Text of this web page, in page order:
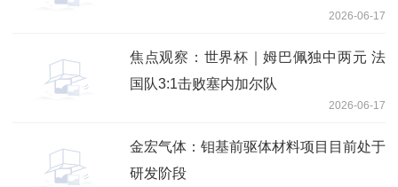
2026-06-17
焦点观察：世界杯｜姆巴佩独中两元 法
国队3:1击败塞内加尔队
2026-06-17
金宏气体：钼基前驱体材料项目目前处于
研发阶段